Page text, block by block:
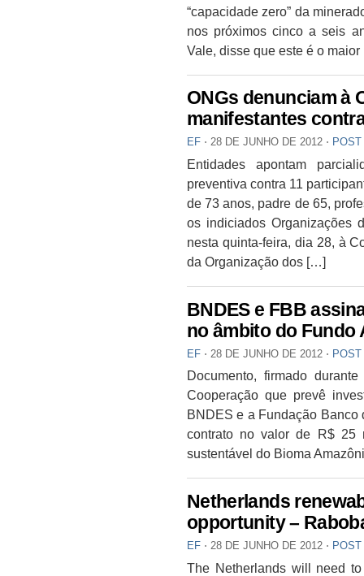
“capacidade zero” da
nos próximos cinco a seis
Vale, disse que este é o
ONGs denunciam à
manifestantes
EF ⋅ 28 DE JUNHO DE 2012 ⋅
Entidades apontam
preventiva contra 11
de 73 anos, padre de 65,
os indiciados Organizações
nesta quinta-feira, dia 28, à
da Organização dos […]
BNDES e FBB
no âmbito do Fundo
EF ⋅ 28 DE JUNHO DE 2012 ⋅ POST
Documento, firmado
Cooperação que prevê
BNDES e a Fundação Banco
contrato no valor de R$ 25
sustentável do Bioma
Netherlands
opportunity –
EF ⋅ 28 DE JUNHO DE 2012 ⋅
The Netherlands will need